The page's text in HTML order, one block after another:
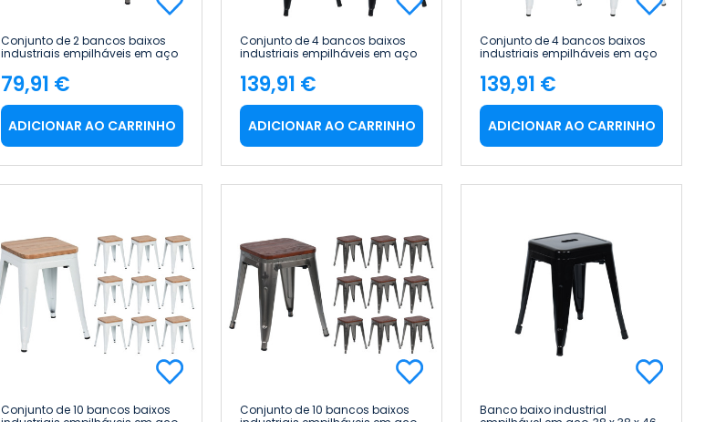
Conjunto de 2 bancos baixos
industriais empilháveis em aço
Thinia Home
Preço
79,91 €
ADICIONAR AO CARRINHO
Conjunto de 4 bancos baixos
industriais empilháveis em aço
Thinia Home
Preço
139,91 €
ADICIONAR AO CARRINHO
Conjunto de 4 bancos baixos
industriais empilháveis em aço
Thinia Home
Preço
139,91 €
ADICIONAR AO CARRINHO
Conjunto de 10 bancos baixos
Conjunto de 10 bancos baixos
Banco baixo industrial